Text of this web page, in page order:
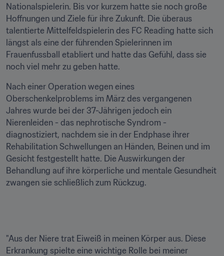
Nationalspielerin. Bis vor kurzem hatte sie noch große
Hoffnungen und Ziele für ihre Zukunft. Die überaus
talentierte Mittelfeldspielerin des FC Reading hatte sich
längst als eine der führenden Spielerinnen im
Frauenfussball etabliert und hatte das Gefühl, dass sie
noch viel mehr zu geben hatte.
Nach einer Operation wegen eines
Oberschenkelproblems im März des vergangenen
Jahres wurde bei der 37-Jährigen jedoch ein
Nierenleiden - das nephrotische Syndrom -
diagnostiziert, nachdem sie in der Endphase ihrer
Rehabilitation Schwellungen an Händen, Beinen und im
Gesicht festgestellt hatte. Die Auswirkungen der
Behandlung auf ihre körperliche und mentale Gesundheit
zwangen sie schließlich zum Rückzug.
"Aus der Niere trat Eiweiß in meinen Körper aus. Diese
Erkrankung spielte eine wichtige Rolle bei meiner